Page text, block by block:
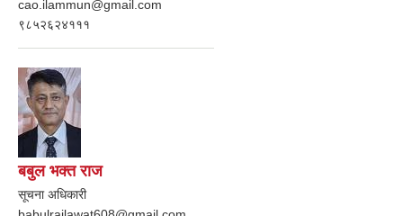
cao.ilammun@gmail.com
९८५२६२४१११
बबुल भक्त राज
सूचना अधिकारी